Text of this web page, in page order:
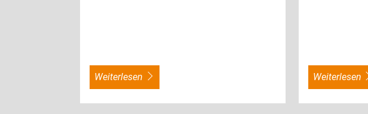
weiterlesen weiterlesen